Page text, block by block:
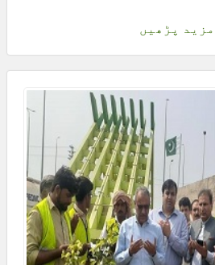
مزید پڑھیں